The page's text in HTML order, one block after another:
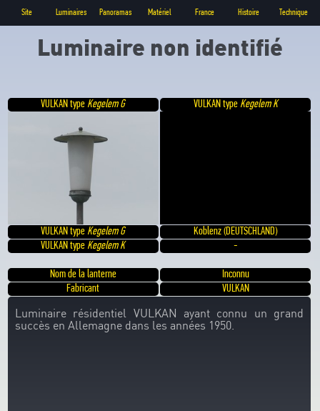
Site Luminaires Panoramas Matériel France Histoire Technique
Luminaire non identifié
VULKAN type Kegelem G VULKAN type Kegelem K
VULKAN type Kegelem G
Koblenz (DEUTSCHLAND)
VULKAN type Kegelem K -
Nom de la lanterne
Inconnu
Fabricant
VULKAN
Luminaire résidentiel VULKAN ayant connu un grand
succès en Allemagne dans les années 1950.